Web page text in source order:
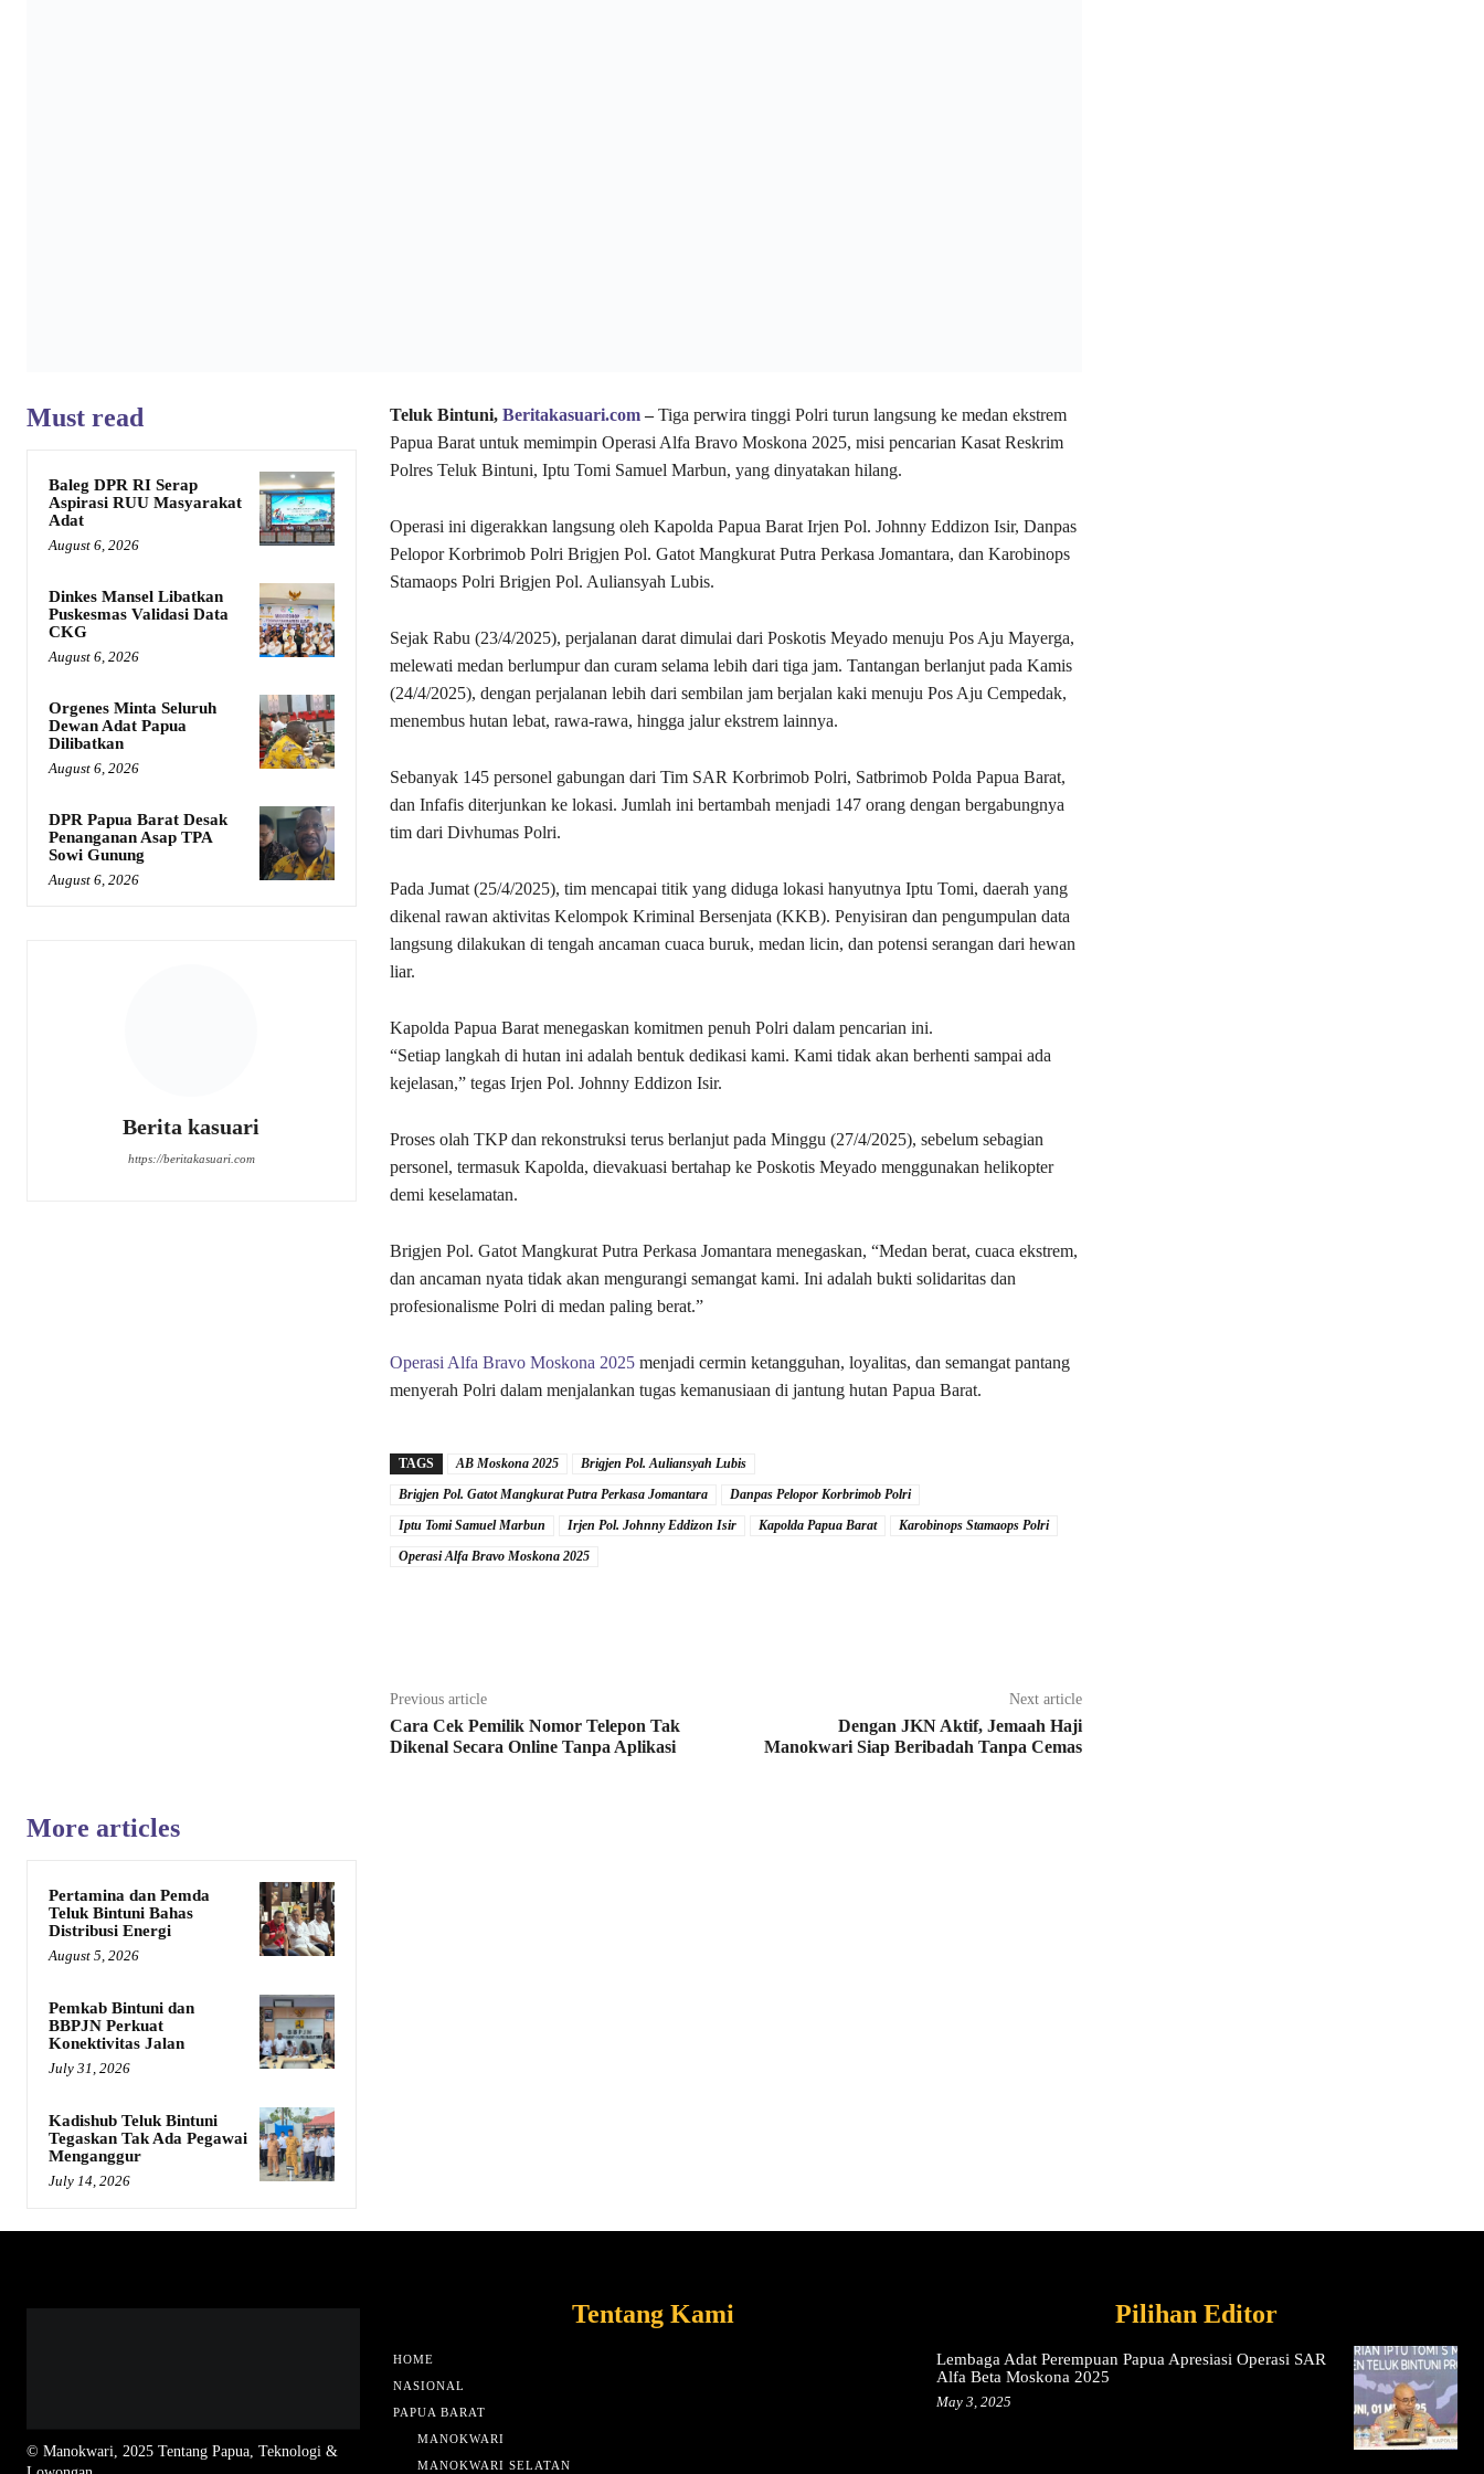
Must read
Baleg DPR RI Serap
Aspirasi RUU Masyarakat
Adat
August 6, 2026
Dinkes Mansel Libatkan
Puskesmas Validasi Data
CKG
August 6, 2026
Orgenes Minta Seluruh
Dewan Adat Papua
Dilibatkan
August 6, 2026
DPR Papua Barat Desak
Penanganan Asap TPA
Sowi Gunung
August 6, 2026
Berita kasuari
https://beritakasuari.com
Teluk Bintuni, Beritakasuari.com–Tiga perwira tinggi Polri turun langsung ke medan ekstrem
Papua Barat untuk memimpin Operasi Alfa Bravo Moskona 2025, misi pencarian Kasat Reskrim
Polres Teluk Bintuni, Iptu Tomi Samuel Marbun, yang dinyatakan hilang.
Operasi ini digerakkan langsung oleh Kapolda Papua Barat Irjen Pol. Johnny Eddizon Isir, Danpas
Pelopor Korbrimob Polri Brigjen Pol. Gatot Mangkurat Putra Perkasa Jomantara, dan Karobinops
Stamaops Polri Brigjen Pol. Auliansyah Lubis.
Sejak Rabu (23/4/2025), perjalanan darat dimulai dari Poskotis Meyado menuju Pos Aju Mayerga,
melewati medan berlumpur dan curam selama lebih dari tiga jam. Tantangan berlanjut pada Kamis
(24/4/2025), dengan perjalanan lebih dari sembilan jam berjalan kaki menuju Pos Aju Cempedak,
menembus hutan lebat, rawa-rawa, hingga jalur ekstrem lainnya.
Sebanyak 145 personel gabungan dari Tim SAR Korbrimob Polri, Satbrimob Polda Papua Barat,
dan Infafis diterjunkan ke lokasi. Jumlah ini bertambah menjadi 147 orang dengan bergabungnya
tim dari Divhumas Polri.
Pada Jumat (25/4/2025), tim mencapai titik yang diduga lokasi hanyutnya Iptu Tomi, daerah yang
dikenal rawan aktivitas Kelompok Kriminal Bersenjata (KKB). Penyisiran dan pengumpulan data
langsung dilakukan di tengah ancaman cuaca buruk, medan licin, dan potensi serangan dari hewan
liar.
Kapolda Papua Barat menegaskan komitmen penuh Polri dalam pencarian ini.
“Setiap langkah di hutan ini adalah bentuk dedikasi kami. Kami tidak akan berhenti sampai ada
kejelasan,” tegas Irjen Pol. Johnny Eddizon Isir.
Proses olah TKP dan rekonstruksi terus berlanjut pada Minggu (27/4/2025), sebelum sebagian
personel, termasuk Kapolda, dievakuasi bertahap ke Poskotis Meyado menggunakan helikopter
demi keselamatan.
Brigjen Pol. Gatot Mangkurat Putra Perkasa Jomantara menegaskan, “Medan berat, cuaca ekstrem,
dan ancaman nyata tidak akan mengurangi semangat kami. Ini adalah bukti solidaritas dan
profesionalisme Polri di medan paling berat.”
Operasi Alfa Bravo Moskona 2025menjadi cermin ketangguhan, loyalitas, dan semangat pantang
menyerah Polri dalam menjalankan tugas kemanusiaan di jantung hutan Papua Barat.
TAGS AB Moskona 2025
Brigjen Pol. Auliansyah Lubis
Brigjen Pol. Gatot Mangkurat Putra Perkasa Jomantara
Danpas Pelopor Korbrimob Polri
Iptu Tomi Samuel Marbun
Irjen Pol. Johnny Eddizon Isir Kapolda Papua Barat
Karobinops Stamaops Polri
Operasi Alfa Bravo Moskona 2025
Previous article
Cara Cek Pemilik Nomor Telepon Tak
Dikenal Secara Online Tanpa Aplikasi
Next article
Dengan JKN Aktif, Jemaah Haji
Manokwari Siap Beribadah Tanpa Cemas
More articles
Pertamina dan Pemda
Teluk Bintuni Bahas
Distribusi Energi
August 5, 2026
Pemkab Bintuni dan
BBPJN Perkuat
Konektivitas Jalan
July 31, 2026
Kadishub Teluk Bintuni
Tegaskan Tak Ada Pegawai
Menganggur
July 14, 2026
© Manokwari, 2025 Tentang Papua, Teknologi &
Tentang Kami
HOME
NASIONAL
PAPUA BARAT
MANOKWARI
MANOKWARI SELATAN
Pilihan Editor
Lembaga Adat Perempuan Papua Apresiasi Operasi SAR
Alfa Beta Moskona 2025
May 3, 2025